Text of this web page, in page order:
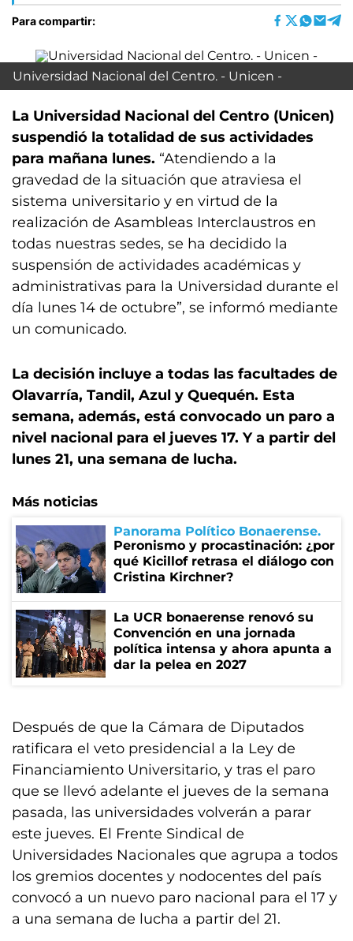
Para compartir:
Universidad Nacional del Centro. - Unicen -
La Universidad Nacional del Centro (Unicen)
suspendió la totalidad de sus actividades
para mañana lunes. “Atendiendo a la
gravedad de la situación que atraviesa el
sistema universitario y en virtud de la
realización de Asambleas Interclaustros en
todas nuestras sedes, se ha decidido la
suspensión de actividades académicas y
administrativas para la Universidad durante el
día lunes 14 de octubre”, se informó mediante
un comunicado.
La decisión incluye a todas las facultades de
Olavarría, Tandil, Azul y Quequén. Esta
semana, además, está convocado un paro a
nivel nacional para el jueves 17. Y a partir del
lunes 21, una semana de lucha.
Más noticias
Panorama Político Bonaerense
Peronismo y procastinación: ¿por
qué Kicillof retrasa el diálogo con
Cristina Kirchner?
La UCR bonaerense renovó su
Convención en una jornada
política intensa y ahora apunta a
dar la pelea en 2027
Después de que la Cámara de Diputados
ratificara el veto presidencial a la Ley de
Financiamiento Universitario, y tras el paro
que se llevó adelante el jueves de la semana
pasada, las universidades volverán a parar
este jueves. El Frente Sindical de
Universidades Nacionales que agrupa a todos
los gremios docentes y nodocentes del país
convocó a un nuevo paro nacional para el 17 y
a una semana de lucha a partir del 21.